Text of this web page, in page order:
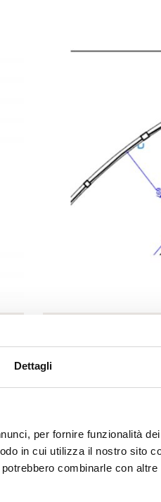
Dettagli
per fornire funzionalità
in cui utilizza il nostro sito
combinarle con